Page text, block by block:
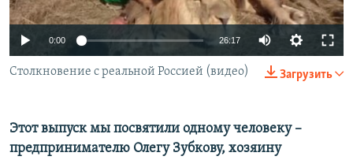
ПОБЕДИТЕЛЕЙ НЕ СУДЯТ?
КРЫМ.НЕПОКОРЕННЫЙ
ELIFBE
ПРИСОЕДИНЯЙТЕСЬ!
0:00 26:17
Загрузить
Столкновение с реальной Россией (видео)
Этот выпуск мы посвятили одному человеку –
предпринимателю Олегу Зубкову, хозяину